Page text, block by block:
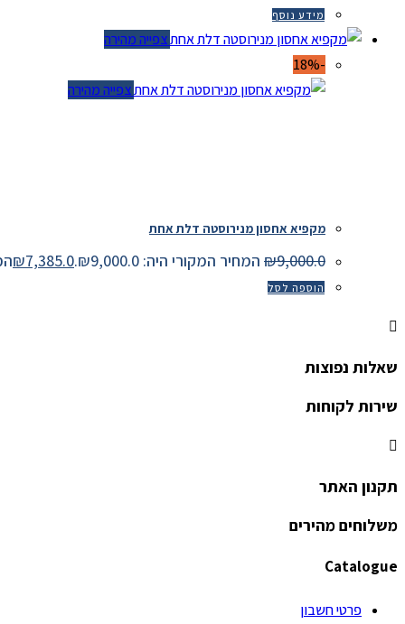
מידע נוסף
צפייה מהירה
צפייה מהירה
מקפיא אחסון מנירוסטה דלת אחת
₪9,000.0 המחיר המקורי היה: ₪9,000.0. ₪7,385.0
הוספה לסל
שאלות נפוצות
שירות לקוחות
תקנון האתר
משלוחים מהירים
Catalogue
פרטי חשבון